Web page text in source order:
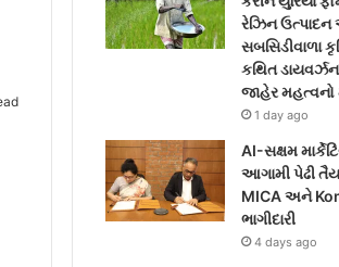
o
o
k
e
r
r
રેઝિન
સબસિડીવાળા
કથિત
જાહેર મહત્વનો
1 day ago
AI-સક્ષમ
આગામી પેઢી
MICA અને
ભાગીદારી
4 days ago